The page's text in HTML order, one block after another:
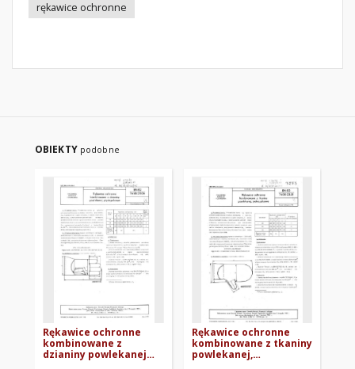
rękawice ochronne
OBIEKTY podobne
Rękawice ochronne
kombinowane z
dzianiny powlekanej
Rękawice ochronne
kombinowane z tkaniny
powlekanej,